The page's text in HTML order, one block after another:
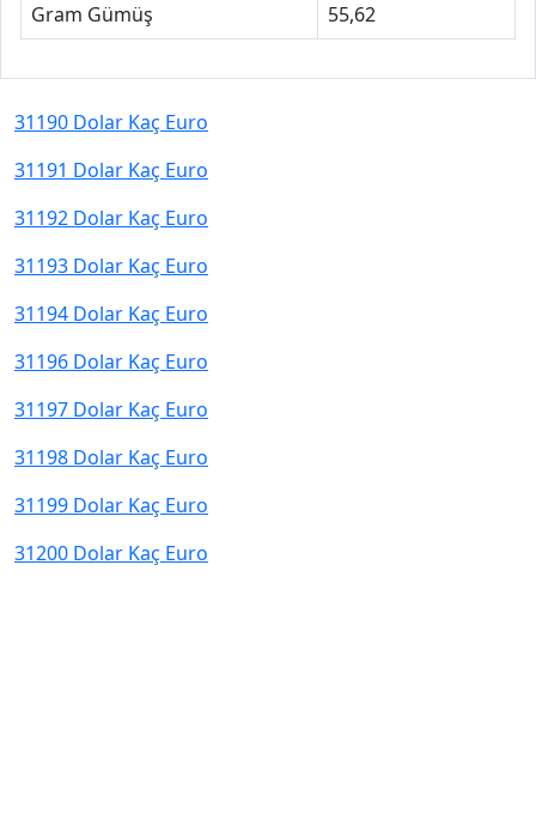
Gram Gümüş
55,62
31190 Dolar Kaç Euro
31191 Dolar Kaç Euro
31192 Dolar Kaç Euro
31193 Dolar Kaç Euro
31194 Dolar Kaç Euro
31196 Dolar Kaç Euro
31197 Dolar Kaç Euro
31198 Dolar Kaç Euro
31199 Dolar Kaç Euro
31200 Dolar Kaç Euro